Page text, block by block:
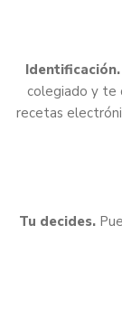
Identificación.
colegiado y te
recetas
Tu decides.